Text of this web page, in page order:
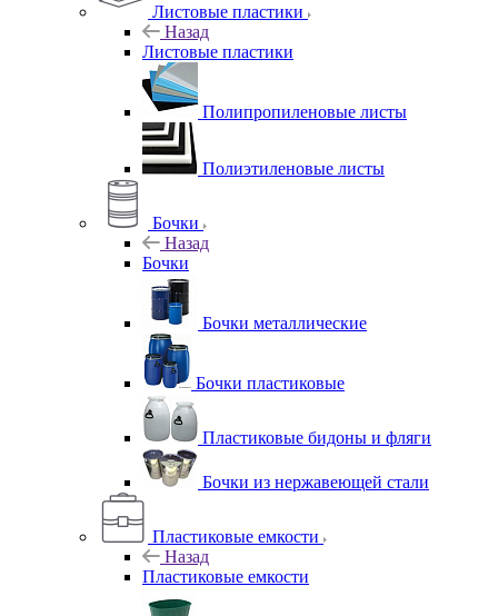
Листовые пластики
Назад
Листовые пластики
Полипропиленовые листы
Полиэтиленовые листы
Бочки
Назад
Бочки
Бочки металлические
Бочки пластиковые
Пластиковые бидоны и фляги
Бочки из нержавеющей стали
Пластиковые емкости
Назад
Пластиковые емкости